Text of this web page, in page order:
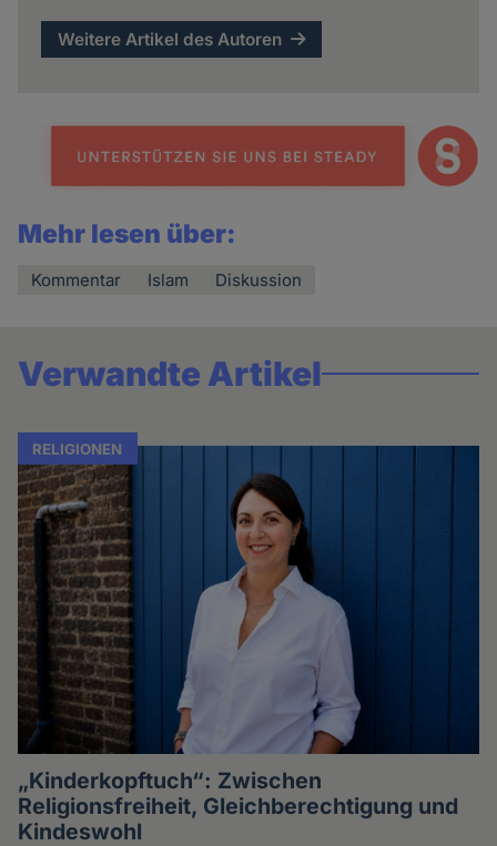
Weitere Artikel des Autoren
Mehr lesen über:
Kommentar Islam Diskussion
Verwandte Artikel
RELIGIONEN
„Kinderkopftuch“: Zwischen
Religionsfreiheit, Gleichberechtigung und
Kindeswohl